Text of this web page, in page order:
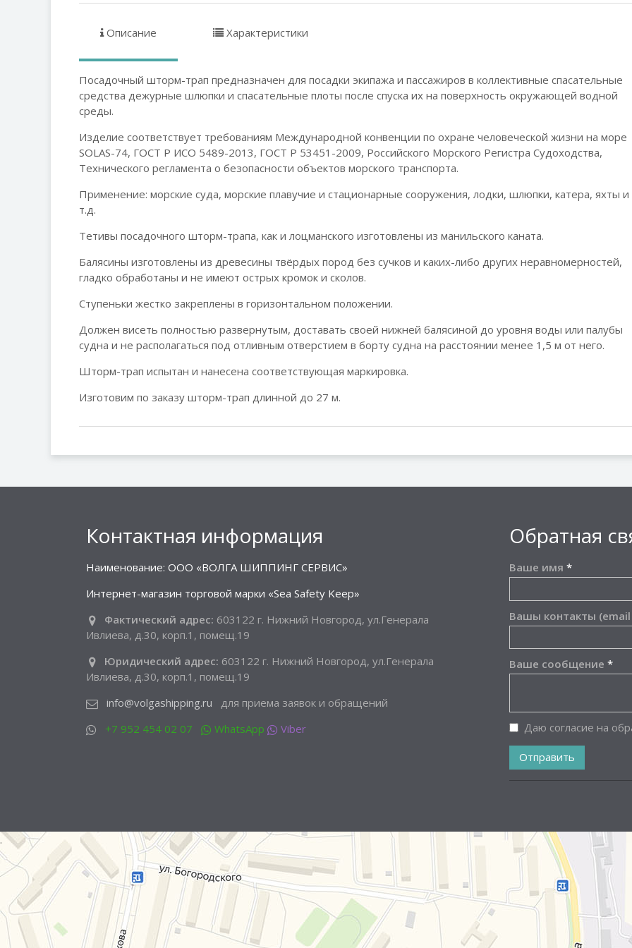
Описание Характеристики
Посадочный шторм-трап предназначен для посадки экипажа и пассажиров в коллективные спасательные
средства дежурные шлюпки и спасательные плоты после спуска их на поверхность окружающей водной
среды.
Изделие соответствует требованиям Международной конвенции по охране человеческой жизни на море
SOLAS-74, ГОСТ Р ИСО 5489-2013, ГОСТ Р 53451-2009, Российского Морского Регистра Судоходства,
Технического регламента о безопасности объектов морского транспорта.
Применение: морские суда, морские плавучие и стационарные сооружения, лодки, шлюпки, катера, яхты и
т.д.
Тетивы посадочного шторм-трапа, как и лоцманского изготовлены из манильского каната.
Балясины изготовлены из древесины твёрдых пород без сучков и каких-либо других неравномерностей,
гладко обработаны и не имеют острых кромок и сколов.
Ступеньки жестко закреплены в горизонтальном положении.
Должен висеть полностью развернутым, доставать своей нижней балясиной до уровня воды или палубы
судна и не располагаться под отливным отверстием в борту судна на расстоянии менее 1,5 м от него.
Шторм-трап испытан и нанесена соответствующая маркировка.
Изготовим по заказу шторм-трап длинной до 27 м.
Контактная информация
Наименование: ООО «ВОЛГА ШИППИНГ СЕРВИС»
Интернет-магазин торговой марки «Sea Safety Keep»
Фактический адрес: 603122 г. Нижний Новгород, ул.Генерала
Ивлиева, д.30, корп.1, помещ.19
Юридический адрес: 603122 г. Нижний Новгород, ул.Генерала
Ивлиева, д.30, корп.1, помещ.19
info@volgashipping.ru для приема заявок и обращений
+7 952 454 02 07
WhatsApp Viber
Обратная
Ваше имя *
Вашы контакты
Ваше сообщение *
Даю согласие на
Отправить
.